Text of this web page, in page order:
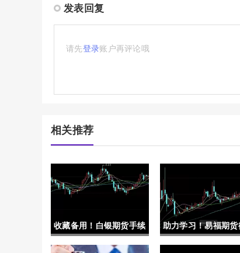
发表回复
请先登录账户再评论哦
相关推荐
收藏备用！白银期货手续
费计算（了解白银期货交
助力学习！易福期
开户(易福期货怎么